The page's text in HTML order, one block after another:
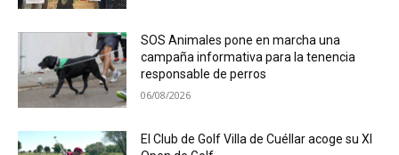
SOS Animales pone en marcha una
campaña informativa para la tenencia
responsable de perros
06/08/2026
El Club de Golf Villa de Cuéllar acoge su XI